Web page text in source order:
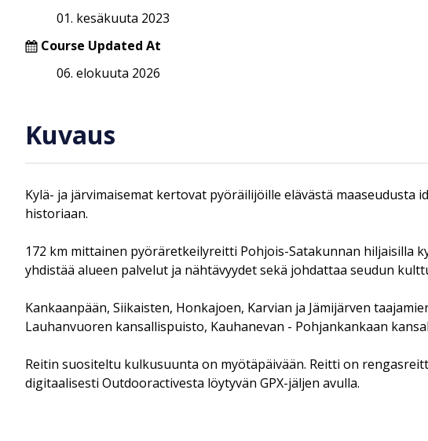
01. kesäkuuta 2023
Course Updated At
06. elokuuta 2026
Kuvaus
Kylä- ja järvimaisemat kertovat pyöräilijöille elävästä
historiaan.
172 km mittainen pyöräretkeilyreitti Pohjois-Satakunnan hiljaisilla
yhdistää alueen palvelut ja nähtävyydet sekä johdattaa seudun
Kankaanpään, Siikaisten, Honkajoen, Karvian ja Jämijärven
Lauhanvuoren kansallispuisto, Kauhanevan - Pohjankankaan
Reitin suositeltu kulkusuunta on myötäpäivään. Reitti on
digitaalisesti Outdooractivesta löytyvän GPX-jäljen avulla.